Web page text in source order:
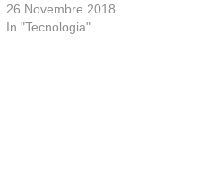
26 Novembre 2018
In "Tecnologia"